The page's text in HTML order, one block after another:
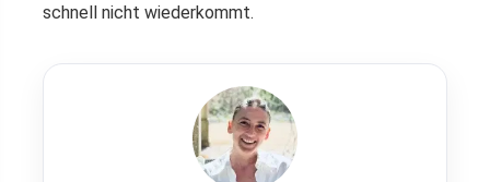
schnell nicht wiederkommt.